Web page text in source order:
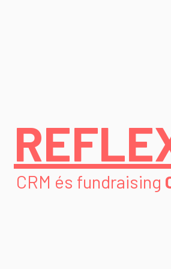
CRM és fundraising